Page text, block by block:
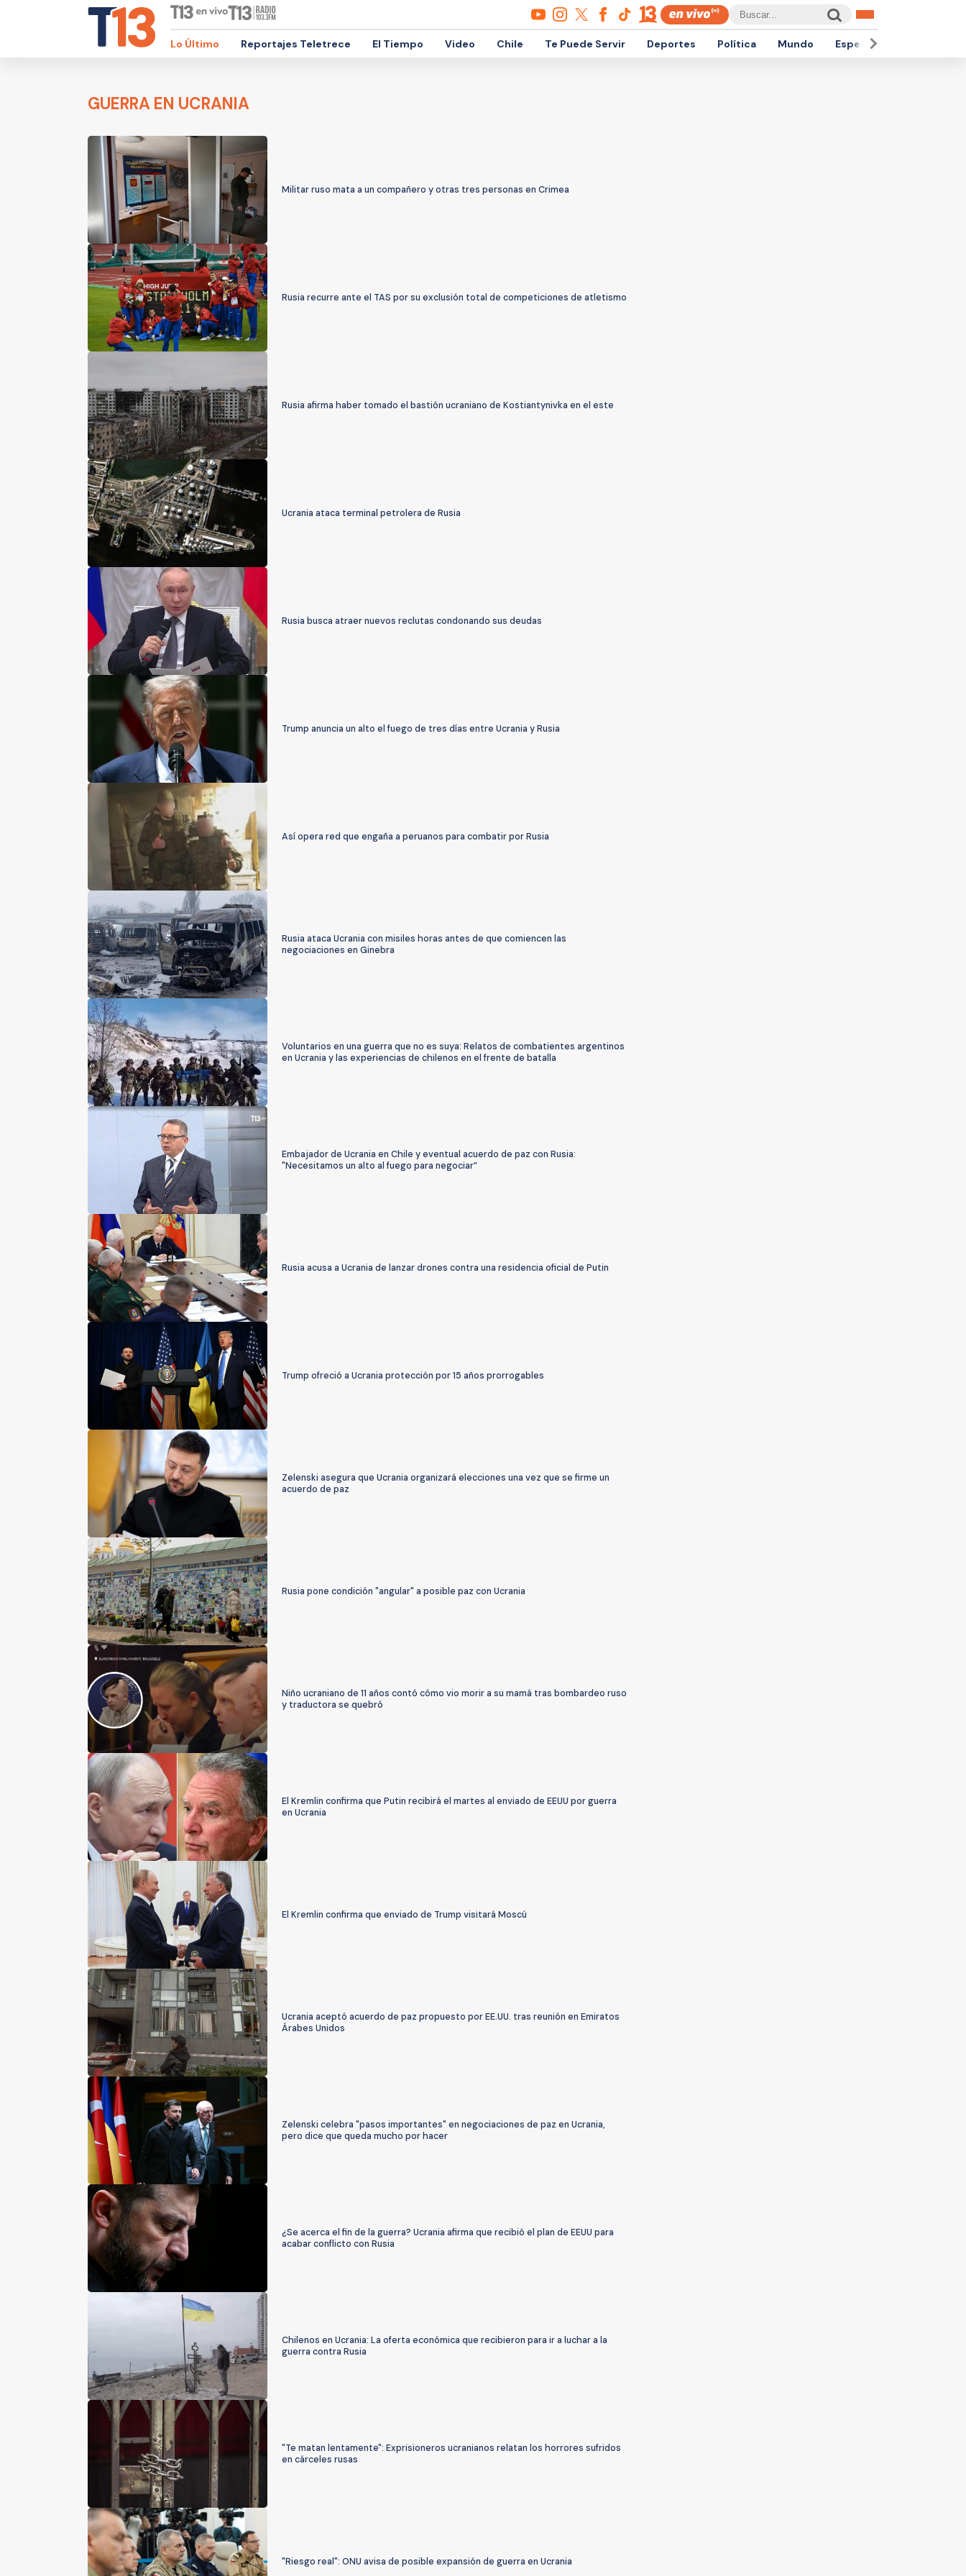
Lo Último Reportajes Teletrece El Tiempo Video Chile Te Puede Servir Deportes Política Mundo Espectáculos
GUERRA EN UCRANIA
Militar ruso mata a un compañero y otras tres personas en Crimea
Rusia recurre ante el TAS por su exclusión total de competiciones de atletismo
Rusia afirma haber tomado el bastión ucraniano de Kostiantynivka en el este
Ucrania ataca terminal petrolera de Rusia
Rusia busca atraer nuevos reclutas condonando sus deudas
Trump anuncia un alto el fuego de tres días entre Ucrania y Rusia
Así opera red que engaña a peruanos para combatir por Rusia
Rusia ataca Ucrania con misiles horas antes de que comiencen las
negociaciones en Ginebra
Voluntarios en una guerra que no es suya: Relatos de combatientes argentinos
en Ucrania y las experiencias de chilenos en el frente de batalla
Embajador de Ucrania en Chile y eventual acuerdo de paz con Rusia:
"Necesitamos un alto al fuego para negociar”
Rusia acusa a Ucrania de lanzar drones contra una residencia oficial de Putin
Trump ofreció a Ucrania protección por 15 años prorrogables
Zelenski asegura que Ucrania organizará elecciones una vez que se firme un
acuerdo de paz
Rusia pone condición "angular" a posible paz con Ucrania
Niño ucraniano de 11 años contó cómo vio morir a su mamá tras bombardeo ruso
y traductora se quebró
El Kremlin confirma que Putin recibirá el martes al enviado de EEUU por guerra
en Ucrania
El Kremlin confirma que enviado de Trump visitará Moscú
Ucrania aceptó acuerdo de paz propuesto por EE.UU. tras reunión en Emiratos
Árabes Unidos
Zelenski celebra "pasos importantes" en negociaciones de paz en Ucrania,
pero dice que queda mucho por hacer
¿Se acerca el fin de la guerra? Ucrania afirma que recibió el plan de EEUU para
acabar conflicto con Rusia
Chilenos en Ucrania: La oferta económica que recibieron para ir a luchar a la
guerra contra Rusia
"Te matan lentamente": Exprisioneros ucranianos relatan los horrores sufridos
en cárceles rusas
"Riesgo real": ONU avisa de posible expansión de guerra en Ucrania